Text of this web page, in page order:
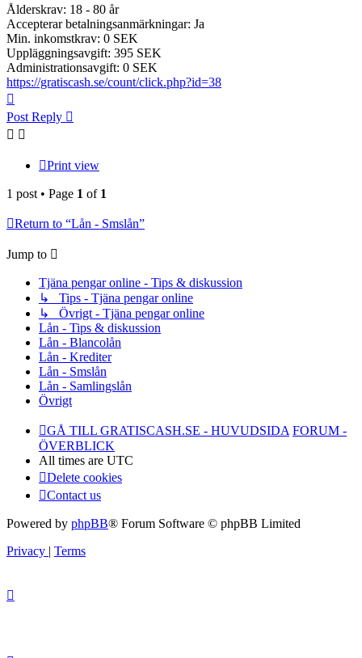
Ålderskrav: 18 - 80 år
Accepterar betalningsanmärkningar: Ja
Min. inkomstkrav: 0 SEK
Uppläggningsavgift: 395 SEK
Administrationsavgift: 0 SEK
https://gratiscash.se/count/click.php?id=38
Post Reply
Print view
1 post • Page 1 of 1
Return to “Lån - Smslån”
Jump to
Tjäna pengar online - Tips & diskussion
↳ Tips - Tjäna pengar online
↳ Övrigt - Tjäna pengar online
Lån - Tips & diskussion
Lån - Blancolån
Lån - Krediter
Lån - Smslån
Lån - Samlingslån
Övrigt
GÅ TILL GRATISCASH.SE - HUVUDSIDA FORUM -
ÖVERBLICK
All times are UTC
Delete cookies
Contact us
Powered by phpBB® Forum Software © phpBB Limited
Privacy | Terms